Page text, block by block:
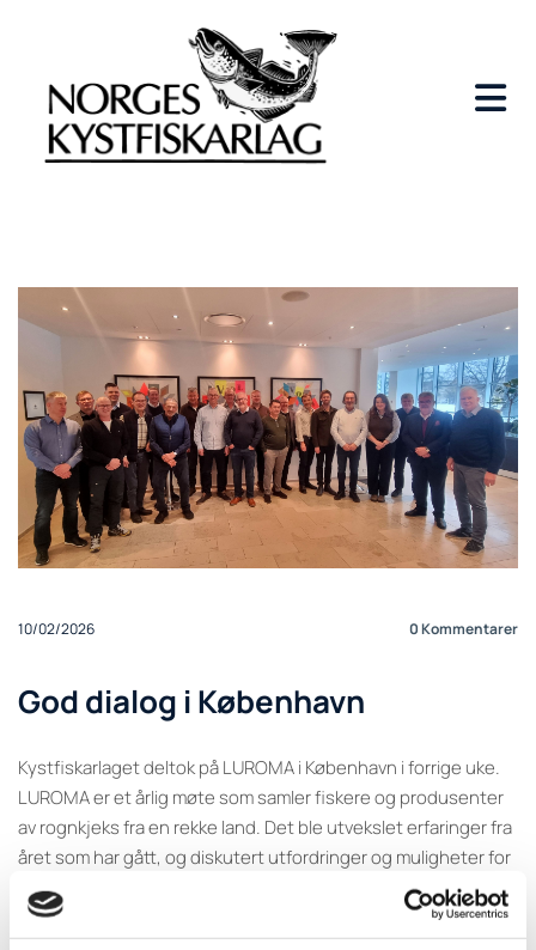
10/02/2026 0Kommentarer
God dialog i København
Kystfiskarlaget deltok på LUROMA i København i forrige uke.
LUROMA er et årlig møte som samler fiskere og produsenter
av rognkjeks fra en rekke land. Det ble utvekslet erfaringer fra
året som har gått, og diskutert utfordringer og muligheter for
2026.
Møtet er en viktig arena for å finne frem til felles løsninger på